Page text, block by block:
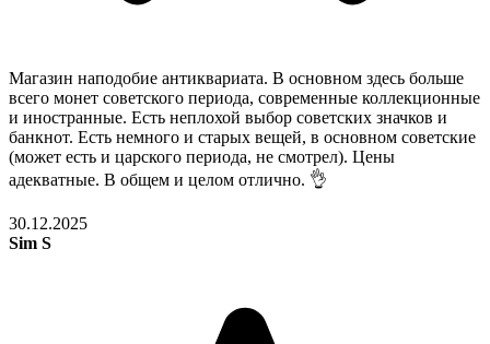
Магазин наподобие антиквариата. В основном здесь больше
всего монет советского периода, современные коллекционные
и иностранные. Есть неплохой выбор советских значков и
банкнот. Есть немного и старых вещей, в основном советские
(может есть и царского периода, не смотрел). Цены
адекватные. В общем и целом отлично. 👌
30.12.2025
Sim S